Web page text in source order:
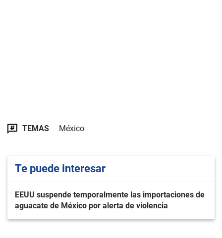
TEMAS México
Te puede interesar
EEUU suspende temporalmente las importaciones de
aguacate de México por alerta de violencia